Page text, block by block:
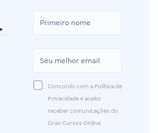
Concordo com a Política de
Privacidade e aceito
receber comunicações do
Gran Cursos Online.